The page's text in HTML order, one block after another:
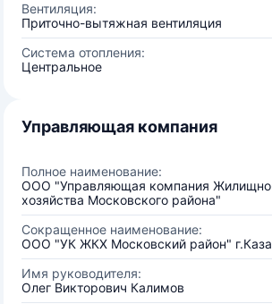
Вентиляция:
Приточно-вытяжная вентиляция
Система отопления:
Центральное
Управляющая компания
Полное наименование:
ООО "Управляющая компания
хозяйства Московского района"
Сокращенное наименование:
ООО "УК ЖКХ Московский район"
Имя руководителя:
Олег Викторович Калимов